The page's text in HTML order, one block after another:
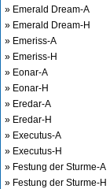
» Emerald Dream-A
» Emerald Dream-H
» Emeriss-A
» Emeriss-H
» Eonar-A
» Eonar-H
» Eredar-A
» Eredar-H
» Executus-A
» Executus-H
» Festung der Sturme-A
» Festung der Sturme-H